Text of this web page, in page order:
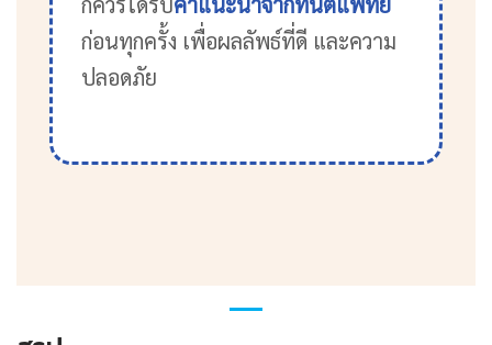
ก่อนทุกครั้ง เพื่อผลลัพธ์ที่ดี และความ
ปลอดภัย